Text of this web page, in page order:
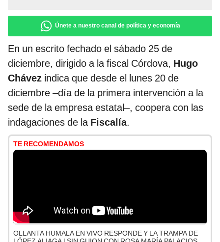
Únete a nuestro canal de política y economía
En un escrito fechado el sábado 25 de
diciembre, dirigido a la fiscal Córdova, Hugo
Chávez indica que desde el lunes 20 de
diciembre –día de la primera intervención a la
sede de la empresa estatal–, coopera con las
indagaciones de la Fiscalía.
TE RECOMENDAMOS
OLLANTA HUMALA EN VIVO RESPONDE Y LA TRAMPA DE